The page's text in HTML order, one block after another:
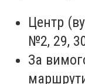
Центр
№2, 29,
За